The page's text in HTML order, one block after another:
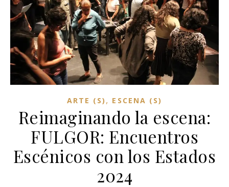
ARTE (S) , ESCENA (S)
Reimaginando la escena:
FULGOR: Encuentros
Escénicos con los Estados
2024